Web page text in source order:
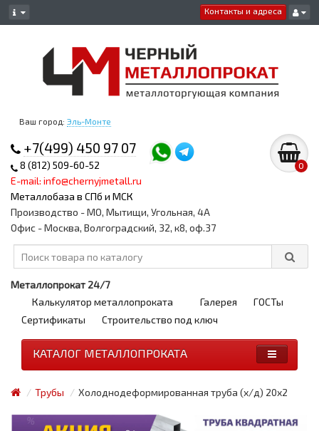
Контакты и адреса
Ваш город: Эль-Монте
+7(499) 450 97 07
8 (812) 509-60-52
E-mail: info@chernyjmetall.ru
Металлобаза в СПб и МСК
0
Производство - МО, Мытищи, Угольная, 4А
Офис - Москва, Волгоградский, 32, к8, оф.37
Металлопрокат 24/7
Калькулятор металлопроката
Галерея
ГОСТы
Сертификаты
Строительство под ключ
КАТАЛОГ МЕТАЛЛОПРОКАТА
Трубы Холоднодеформированная труба (х/д) 20x2